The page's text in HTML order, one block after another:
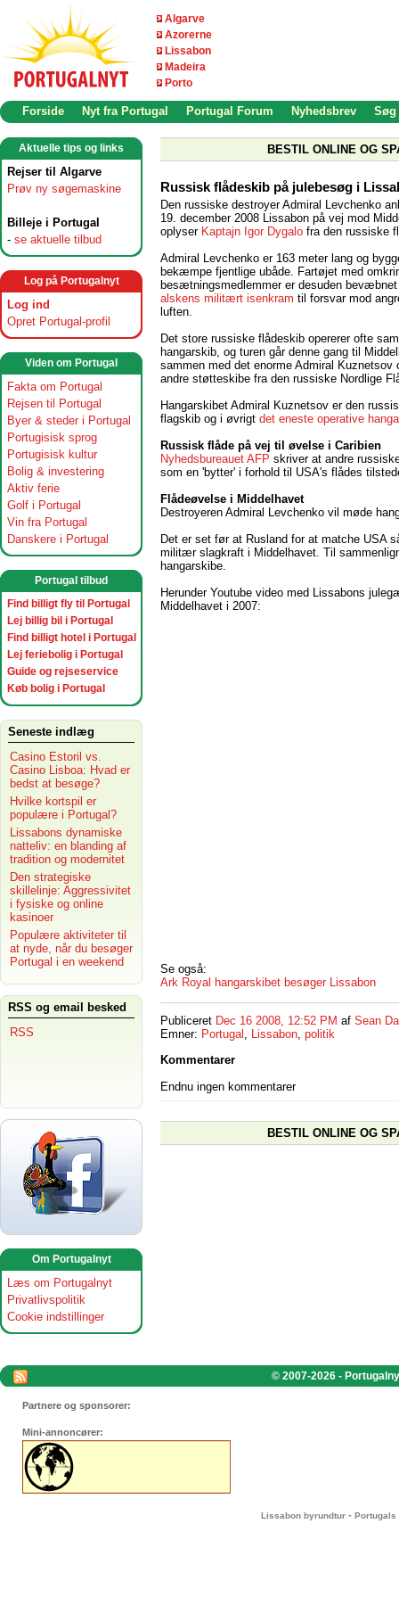
Algarve
Azorerne
Lissabon
Madeira
Porto
Forside Nyt fra Portugal Portugal Forum Nyhedsbrev Søg
Aktuelle tips og links
Rejser til Algarve
Prøv ny søgemaskine
Billeje i Portugal
- se aktuelle tilbud
Log på Portugalnyt
Log ind
Opret Portugal-profil
Viden om Portugal
Fakta om Portugal
Rejsen til Portugal
Byer & steder i Portugal
Portugisisk sprog
Portugisisk kultur
Bolig & investering
Aktiv ferie
Golf i Portugal
Vin fra Portugal
Danskere i Portugal
Portugal tilbud
Find billigt fly til Portugal
Lej billig bil i Portugal
Find billigt hotel i Portugal
Lej feriebolig i Portugal
Guide og rejseservice
Køb bolig i Portugal
Seneste indlæg
Casino Estoril vs.
Casino Lisboa: Hvad er
bedst at besøge?
Hvilke kortspil er
populære i Portugal?
Lissabons dynamiske
natteliv: en blanding af
tradition og modernitet
Den strategiske
skillelinje: Aggressivitet
i fysiske og online
kasinoer
Populære aktiviteter til
at nyde, når du besøger
Portugal i en weekend
RSS og email besked
RSS
Om Portugalnyt
Læs om Portugalnyt
Privatlivspolitik
Cookie indstillinger
BESTIL ONLINE OG
Russisk flådeskib på julebesøg i
Den russiske destroyer Admiral Levchenko
19. december 2008 Lissabon på vej mod
oplyser Kaptajn Igor Dygalo fra den russiske
Admiral Levchenko er 163 meter lang og
bekæmpe fjentlige ubåde. Fartøjet med
besætningsmedlemmer er desuden bevæbnet
alskens militært isenkram til forsvar mod
luften.
Det store russiske flådeskib opererer ofte
hangarskib, og turen går denne gang til
sammen med det enorme Admiral Kuznetsov
andre støtteskibe fra den russiske Nordlige
Hangarskibet Admiral Kuznetsov er den
flagskib og i øvrigt det eneste operative
Russisk flåde på vej til øvelse i Caribien
Nyhedsbureauet AFP skriver at andre
som en 'bytter' i forhold til USA's flådes
Flådeøvelse i Middelhavet
Destroyeren Admiral Levchenko vil møde
Det er set før at Rusland for at matche USA
militær slagkraft i Middelhavet. Til
hangarskibe.
Herunder Youtube video med Lissabons
Middelhavet i 2007:
Se også:
Ark Royal hangarskibet besøger Lissabon
Publiceret Dec 16 2008, 12:52 PM af Sean
Emner: Portugal , Lissabon, politik
Kommentarer
Endnu ingen kommentarer
BESTIL ONLINE OG
© 2007-2026 -
Partnere og sponsorer:
Mini-annoncører:
Lissabon byrundtur - Portugals